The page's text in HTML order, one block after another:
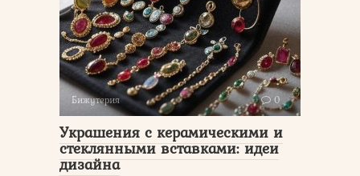
Бижутерия 0
Украшения с керамическими и
стеклянными вставками: идеи
дизайна